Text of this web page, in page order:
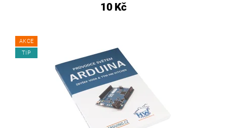
10 Kč
AKCE
TIP